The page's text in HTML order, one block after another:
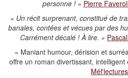
personne ! » Pierre
« Un récit surprenant, constitué de
banales, contées et vécues par des
Carrément décalé ! À lire. »
« Maniant humour, dérision et
offre un roman divertissant,
Mél'lectures